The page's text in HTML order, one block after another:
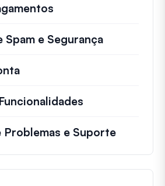
Spam e Segurança
Problemas e Suporte